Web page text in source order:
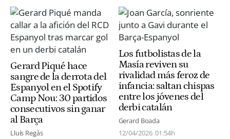
Gerard Piqué hace
sangre de la derrota del
Espanyol en el Spotify
Camp Nou: 30 partidos
consecutivos sin ganar
al Barça
Lluís Regàs
Los futbolistas de la
Masía reviven su
rivalidad más feroz de
infancia: saltan chispas
entre los jóvenes del
derbi catalán
Gerard Boada
12/04/2026 01:54h